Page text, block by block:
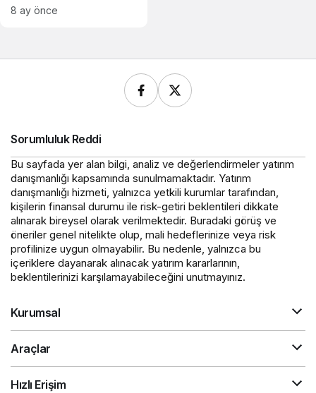
Mevduat Faizi
8 ay önce
Sorumluluk Reddi
Bu sayfada yer alan bilgi, analiz ve değerlendirmeler yatırım
danışmanlığı kapsamında sunulmamaktadır. Yatırım
danışmanlığı hizmeti, yalnızca yetkili kurumlar tarafından,
kişilerin finansal durumu ile risk-getiri beklentileri dikkate
alınarak bireysel olarak verilmektedir. Buradaki görüş ve
öneriler genel nitelikte olup, mali hedeflerinize veya risk
profilinize uygun olmayabilir. Bu nedenle, yalnızca bu
içeriklere dayanarak alınacak yatırım kararlarının,
beklentilerinizi karşılamayabileceğini unutmayınız.
Kurumsal
Araçlar
Hızlı Erişim